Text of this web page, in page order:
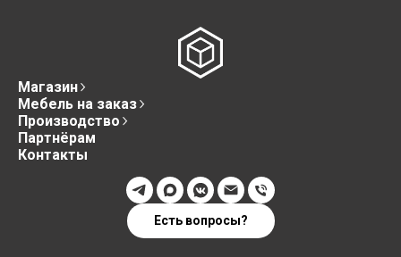
Магазин
Мебель на заказ
Производство
Партнёрам
Контакты
Есть вопросы?